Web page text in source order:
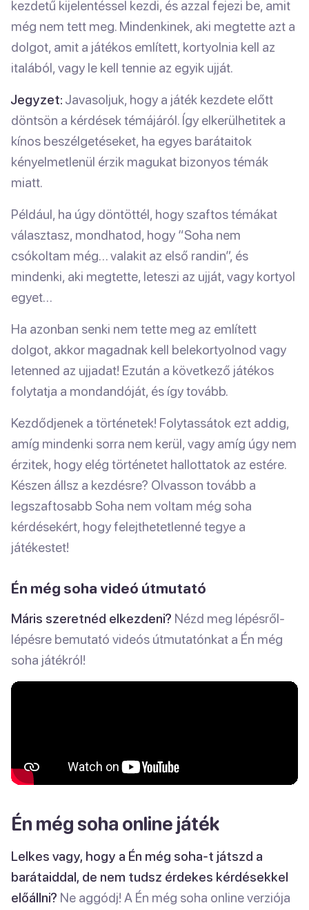
kezdetű kijelentéssel kezdi, és azzal fejezi be, amit
még nem tett meg. Mindenkinek, aki megtette azt a
dolgot, amit a játékos említett, kortyolnia kell az
italából, vagy le kell tennie az egyik ujját.
Jegyzet: Javasoljuk, hogy a játék kezdete előtt
döntsön a kérdések témájáról. Így elkerülhetitek a
kínos beszélgetéseket, ha egyes barátaitok
kényelmetlenül érzik magukat bizonyos témák
miatt.
Például, ha úgy döntöttél, hogy szaftos témákat
választasz, mondhatod, hogy “Soha nem
csókoltam még… valakit az első randin”, és
mindenki, aki megtette, leteszi az ujját, vagy kortyol
egyet…
Ha azonban senki nem tette meg az említett
dolgot, akkor magadnak kell belekortyolnod vagy
letenned az ujjadat! Ezután a következő játékos
folytatja a mondandóját, és így tovább.
Kezdődjenek a történetek! Folytassátok ezt addig,
amíg mindenki sorra nem kerül, vagy amíg úgy nem
érzitek, hogy elég történetet hallottatok az estére.
Készen állsz a kezdésre? Olvasson tovább a
legszaftosabb Soha nem voltam még soha
kérdésekért, hogy felejthetetlenné tegye a
játékestet!
Én még soha videó útmutató
Máris szeretnéd elkezdeni? Nézd meg lépésről-
lépésre bemutató videós útmutatónkat a Én még
soha játékról!
Én még soha online játék
Lelkes vagy, hogy a Én még soha-t játszd a
barátaiddal, de nem tudsz érdekes kérdésekkel
előállni? Ne aggódj! A Én még soha online verziója